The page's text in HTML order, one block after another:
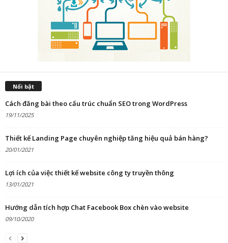
Nổi bật
Cách đăng bài theo cấu trúc chuẩn SEO trong WordPress
19/11/2025
Thiết kế Landing Page chuyên nghiệp tăng hiệu quả bán hàng?
20/01/2021
Lợi ích của việc thiết kế website công ty truyền thông
13/01/2021
Hướng dẫn tích hợp Chat Facebook Box chèn vào website
09/10/2020